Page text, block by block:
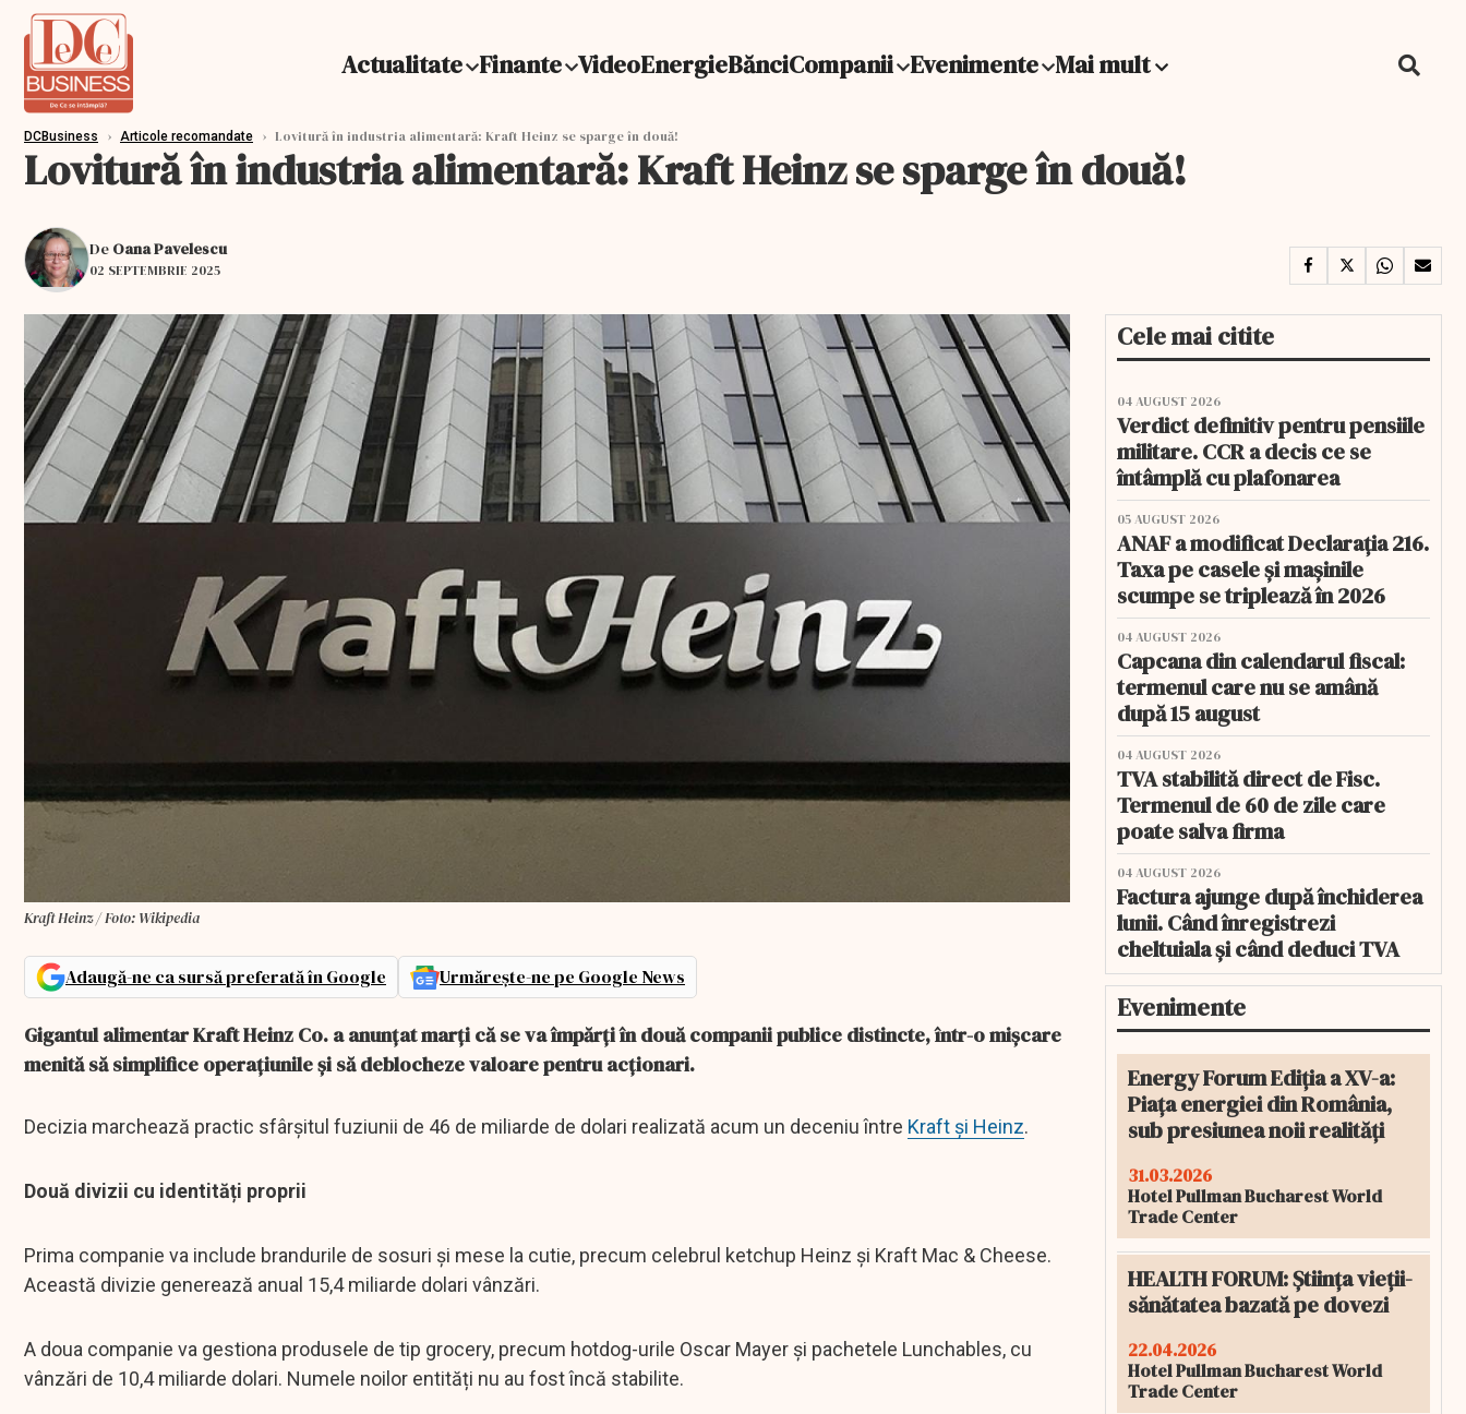
Actualitate Finante VideoEnergieBănciCompanii Evenimente Mai mult
DCBusiness › Articole recomandate › Lovitură în industria alimentară: Kraft Heinz se sparge în două!
Lovitură în industria alimentară: Kraft Heinz se sparge în două!
De Oana Pavelescu
02 SEPTEMBRIE 2025
Kraft Heinz / Foto: Wikipedia
Adaugă-ne ca sursă preferată în Google Urmărește-ne pe Google News
Gigantul alimentar Kraft Heinz Co. a anunțat marți că se va împărți în două companii publice distincte, într-o mișcare
menită să simplifice operațiunile și să deblocheze valoare pentru acționari.
Decizia marchează practic sfârșitul fuziunii de 46 de miliarde de dolari realizată acum un deceniu între Kraft și Heinz.
Două divizii cu identități proprii
Prima companie va include brandurile de sosuri și mese la cutie, precum celebrul ketchup Heinz și Kraft Mac & Cheese.
Această divizie generează anual 15,4 miliarde dolari vânzări.
A doua companie va gestiona produsele de tip grocery, precum hotdog-urile Oscar Mayer și pachetele Lunchables, cu
vânzări de 10,4 miliarde dolari. Numele noilor entități nu au fost încă stabilite.
Cele mai citite
04 AUGUST 2026
Verdict definitiv pentru pensiile
militare. CCR a decis ce se
întâmplă cu plafonarea
05 AUGUST 2026
ANAF a modificat Declarația 216.
Taxa pe casele și mașinile
scumpe se triplează în 2026
04 AUGUST 2026
Capcana din calendarul fiscal:
termenul care nu se amână
după 15 august
04 AUGUST 2026
TVA stabilită direct de Fisc.
Termenul de 60 de zile care
poate salva firma
04 AUGUST 2026
Factura ajunge după închiderea
lunii. Când înregistrezi
cheltuiala și când deduci TVA
Evenimente
Energy Forum Ediția a XV-a:
Piața energiei din România,
sub presiunea noii realități
31.03.2026
Hotel Pullman Bucharest World
Trade Center
HEALTH FORUM: Știința vieții-
sănătatea bazată pe dovezi
22.04.2026
Hotel Pullman Bucharest World
Trade Center